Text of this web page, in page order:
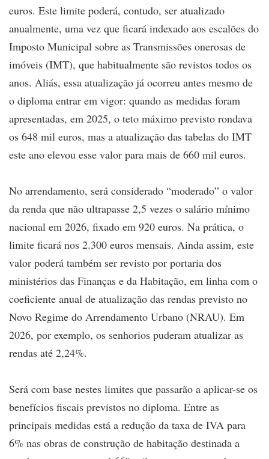
euros. Este limite poderá, contudo, ser atualizado
anualmente, uma vez que ficará indexado aos escalões do
Imposto Municipal sobre as Transmissões onerosas de
imóveis (IMT), que habitualmente são revistos todos os
anos. Aliás, essa atualização já ocorreu antes mesmo de
o diploma entrar em vigor: quando as medidas foram
apresentadas, em 2025, o teto máximo previsto rondava
os 648 mil euros, mas a atualização das tabelas do IMT
este ano elevou esse valor para mais de 660 mil euros.
No arrendamento, será considerado “moderado” o valor
da renda que não ultrapasse 2,5 vezes o salário mínimo
nacional em 2026, fixado em 920 euros. Na prática, o
limite ficará nos 2.300 euros mensais. Ainda assim, este
valor poderá também ser revisto por portaria dos
ministérios das Finanças e da Habitação, em linha com o
coeficiente anual de atualização das rendas previsto no
Novo Regime do Arrendamento Urbano (NRAU). Em
2026, por exemplo, os senhorios puderam atualizar as
rendas até 2,24%.
Será com base nestes limites que passarão a aplicar-se os
benefícios fiscais previstos no diploma. Entre as
principais medidas está a redução da taxa de IVA para
6% nas obras de construção de habitação destinada a